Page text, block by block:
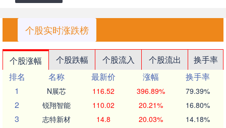
个股实时涨跌榜
个股涨幅 个股跌幅 个股流入 个股流出
换手率
排名
名称 最新价 涨幅
换手率
1
N展芯 116.52 396.89% 79.39%
2 锐翔智能 110.02 20.21% 16.80%
3 志特新材 14.8 20.03% 14.18%